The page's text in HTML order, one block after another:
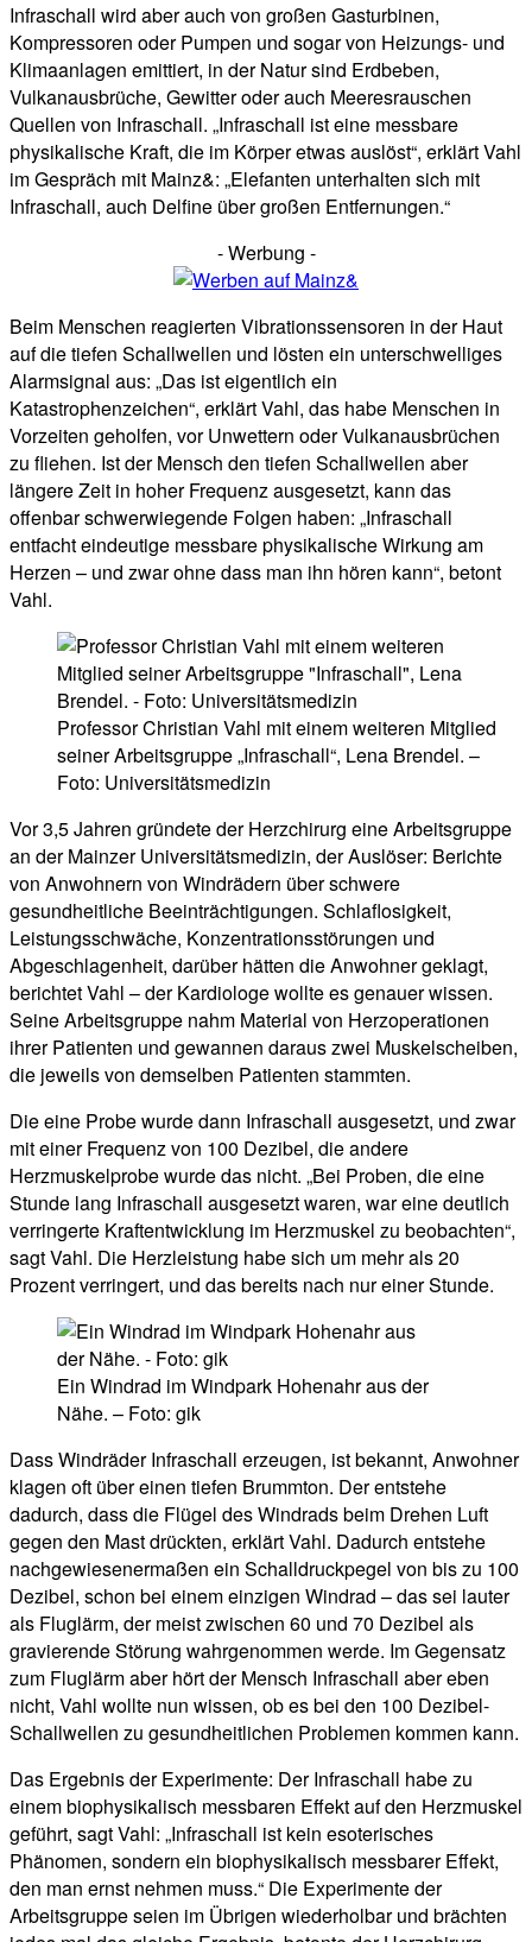
Infraschall wird aber auch von großen Gasturbinen,
Kompressoren oder Pumpen und sogar von Heizungs- und
Klimaanlagen emittiert, in der Natur sind Erdbeben,
Vulkanausbrüche, Gewitter oder auch Meeresrauschen
Quellen von Infraschall. „Infraschall ist eine messbare
physikalische Kraft, die im Körper etwas auslöst“, erklärt Vahl
im Gespräch mit Mainz&: „Elefanten unterhalten sich mit
Infraschall, auch Delfine über großen Entfernungen.“
- Werbung -
Beim Menschen reagierten Vibrationssensoren in der Haut
auf die tiefen Schallwellen und lösten ein unterschwelliges
Alarmsignal aus: „Das ist eigentlich ein
Katastrophenzeichen“, erklärt Vahl, das habe Menschen in
Vorzeiten geholfen, vor Unwettern oder Vulkanausbrüchen
zu fliehen. Ist der Mensch den tiefen Schallwellen aber
längere Zeit in hoher Frequenz ausgesetzt, kann das
offenbar schwerwiegende Folgen haben: „Infraschall
entfacht eindeutige messbare physikalische Wirkung am
Herzen – und zwar ohne dass man ihn hören kann“, betont
Vahl.
Professor Christian Vahl mit einem weiteren Mitglied
seiner Arbeitsgruppe „Infraschall“, Lena Brendel. –
Foto: Universitätsmedizin
Vor 3,5 Jahren gründete der Herzchirurg eine Arbeitsgruppe
an der Mainzer Universitätsmedizin, der Auslöser: Berichte
von Anwohnern von Windrädern über schwere
gesundheitliche Beeinträchtigungen. Schlaflosigkeit,
Leistungsschwäche, Konzentrationsstörungen und
Abgeschlagenheit, darüber hätten die Anwohner geklagt,
berichtet Vahl – der Kardiologe wollte es genauer wissen.
Seine Arbeitsgruppe nahm Material von Herzoperationen
ihrer Patienten und gewannen daraus zwei Muskelscheiben,
die jeweils von demselben Patienten stammten.
Die eine Probe wurde dann Infraschall ausgesetzt, und zwar
mit einer Frequenz von 100 Dezibel, die andere
Herzmuskelprobe wurde das nicht. „Bei Proben, die eine
Stunde lang Infraschall ausgesetzt waren, war eine deutlich
verringerte Kraftentwicklung im Herzmuskel zu beobachten“,
sagt Vahl. Die Herzleistung habe sich um mehr als 20
Prozent verringert, und das bereits nach nur einer Stunde.
Ein Windrad im Windpark Hohenahr aus der
Nähe. – Foto: gik
Dass Windräder Infraschall erzeugen, ist bekannt, Anwohner
klagen oft über einen tiefen Brummton. Der entstehe
dadurch, dass die Flügel des Windrads beim Drehen Luft
gegen den Mast drückten, erklärt Vahl. Dadurch entstehe
nachgewiesenermaßen ein Schalldruckpegel von bis zu 100
Dezibel, schon bei einem einzigen Windrad – das sei lauter
als Fluglärm, der meist zwischen 60 und 70 Dezibel als
gravierende Störung wahrgenommen werde. Im Gegensatz
zum Fluglärm aber hört der Mensch Infraschall aber eben
nicht, Vahl wollte nun wissen, ob es bei den 100 Dezibel-
Schallwellen zu gesundheitlichen Problemen kommen kann.
Das Ergebnis der Experimente: Der Infraschall habe zu
einem biophysikalisch messbaren Effekt auf den Herzmuskel
geführt, sagt Vahl: „Infraschall ist kein esoterisches
Phänomen, sondern ein biophysikalisch messbarer Effekt,
den man ernst nehmen muss.“ Die Experimente der
Arbeitsgruppe seien im Übrigen wiederholbar und brächten